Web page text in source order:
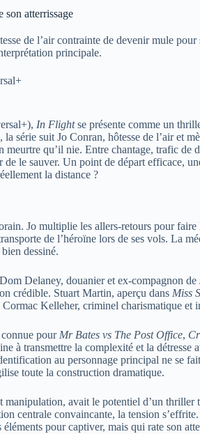
atterrissage
de l’air contrainte de devenir mule pour
principale.
In Flightse présente comme un
série suit Jo Conran, hôtesse de l’air et
qu’il nie. Entre chantage, trafic de
le sauver. Un point de départ efficace,
la distance ?
Jo multiplie les allers-retours pour faire
de l’héroïne lors de ses vols. La
dessiné.
Delaney, douanier et ex-compagnon de
crédible. Stuart Martin, aperçu dans Miss
Cormac Kelleher, criminel charismatique et
pourMr Bates vs The Post Office,
à transmettre la complexité et la détresse
au personnage principal ne se
toute la construction dramatique.
manipulation, avait le potentiel d’un
centrale convaincante, la tension s’effrite.
pour captiver, mais qui rate son